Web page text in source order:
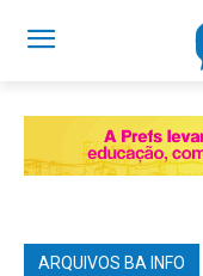
ARQUIVOS BA INFO